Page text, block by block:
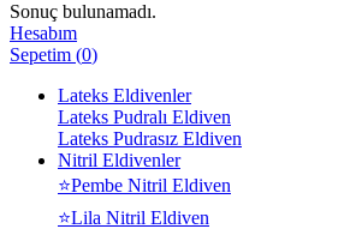
Sonuç bulunamadı.
Hesabım
Sepetim (0)
Lateks Eldivenler
Lateks Pudralı Eldiven
Lateks Pudrasız Eldiven
Nitril Eldivenler
⭐Pembe Nitril Eldiven
⭐Lila Nitril Eldiven